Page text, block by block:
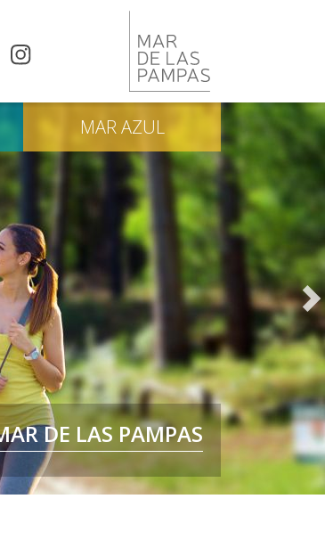
SU IDENTIDAD
DE LAS PAMPAS
VIVIR SIN PRISA
DE LAS PAMPAS
MARAZUL